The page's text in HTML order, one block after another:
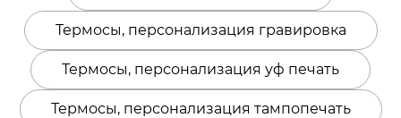
Термосы, персонализация гравировка
Термосы, персонализация уф печать
Термосы, персонализация тампопечать